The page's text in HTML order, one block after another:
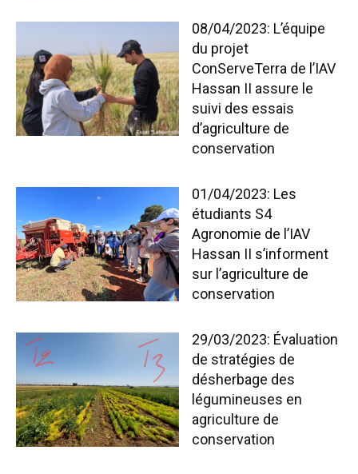
08/04/2023: L’équipe
du projet
ConServeTerra de l’IAV
Hassan II assure le
suivi des essais
d’agriculture de
conservation
01/04/2023: Les
étudiants S4
Agronomie de l’IAV
Hassan II s’informent
sur l’agriculture de
conservation
29/03/2023: Évaluation
de stratégies de
désherbage des
légumineuses en
agriculture de
conservation